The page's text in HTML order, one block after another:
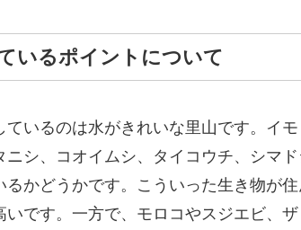
いるポイントについて
いるのは水がきれいな里山です。イ
シ、コオイムシ、タイコウチ、シマ
るかどうかです。こういった生き物が
です。一方で、モロコやスジエビ、